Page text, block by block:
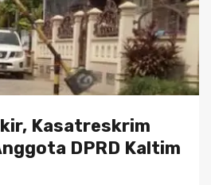
Kasatreskrim
DPRD Kaltim